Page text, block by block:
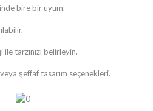
bire bir uyum.
ile tarzınızı belirleyin.
şeffaf tasarım seçenekleri.